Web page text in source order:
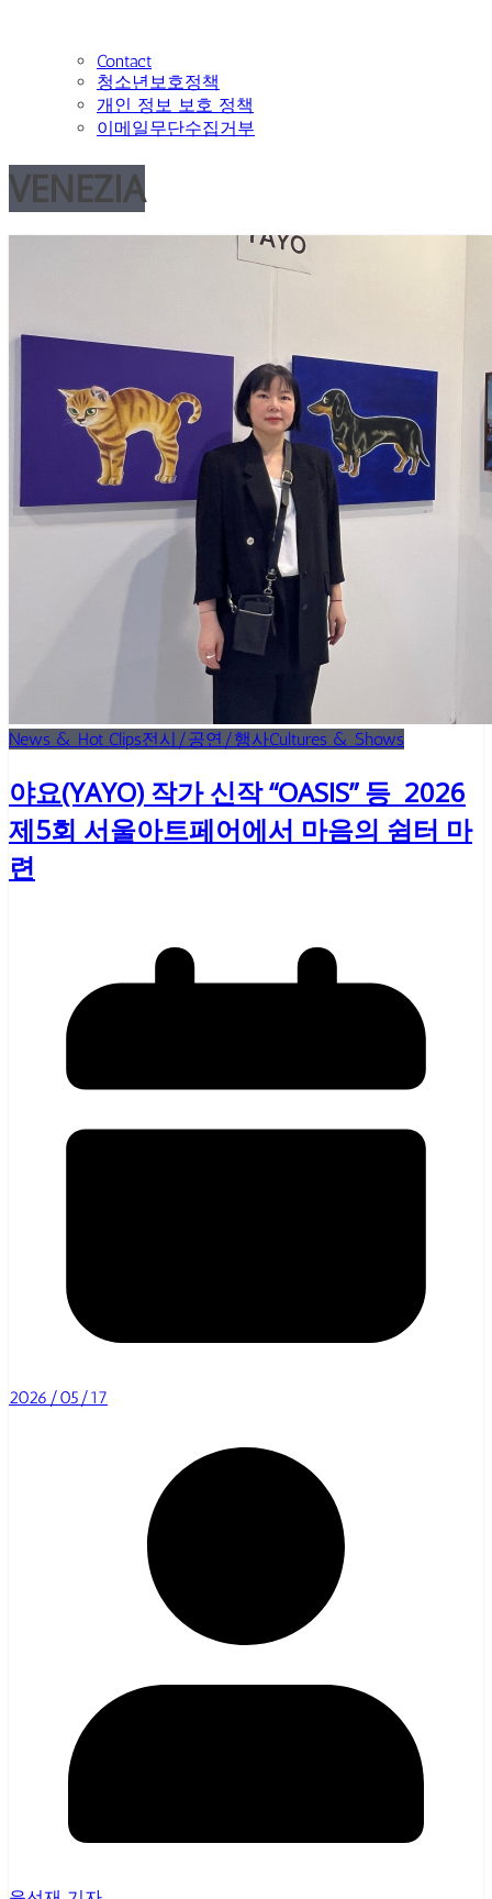
Contact
청소년보호정책
개인 정보 보호 정책
이메일무단수집거부
VENEZIA
News & Hot Clips전시/공연/행사Cultures & Shows
야요(YAYO) 작가 신작 “OASIS” 등 2026
제5회 서울아트페어에서 마음의 쉼터 마
련
2026/05/17